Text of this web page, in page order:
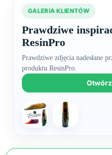
GALERIA KLIENTÓW
Prawdziwe
ResinPro
Prawdziwe zdjęcia nadesłane
produktu ResinPro.